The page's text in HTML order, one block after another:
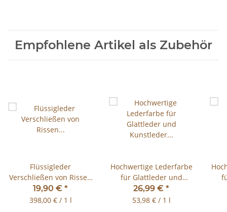
Empfohlene Artikel als Zubehör
Flüssigleder
Verschließen von Rissen
Glattleder 50ml!
19,90 € *
398,00 € / 1 l
Hochwertige Lederfarbe
für Glattleder und
Kunstleder Marineblau /
NavyBlue 500ml
26,99 € *
53,98 € / 1 l